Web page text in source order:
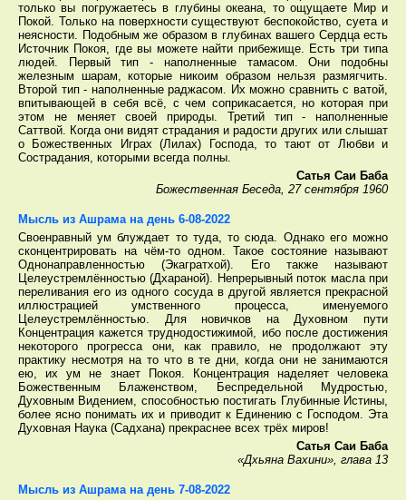
только вы погружаетесь в глубины океана, то ощущаете Мир и
Покой. Только на поверхности существуют беспокойство, суета и
неясности. Подобным же образом в глубинах вашего Сердца есть
Источник Покоя, где вы можете найти прибежище. Есть три типа
людей. Первый тип - наполненные тамасом. Они подобны
железным шарам, которые никоим образом нельзя размягчить.
Второй тип - наполненные раджасом. Их можно сравнить с ватой,
впитывающей в себя всё, с чем соприкасается, но которая при
этом не меняет своей природы. Третий тип - наполненные
Саттвой. Когда они видят страдания и радости других или слышат
о Божественных Играх (Лилах) Господа, то тают от Любви и
Сострадания, которыми всегда полны.
Сатья Саи Баба
Божественная Беседа, 27 сентября 1960
Мысль из Ашрама на день 6-08-2022
Своенравный ум блуждает то туда, то сюда. Однако его можно
сконцентрировать на чём-то одном. Такое состояние называют
Однонаправленностью (Экагратхой). Его также называют
Целеустремлённостью (Дхараной). Непрерывный поток масла при
переливания его из одного сосуда в другой является прекрасной
иллюстрацией умственного процесса, именуемого
Целеустремлённостью. Для новичков на Духовном пути
Концентрация кажется труднодостижимой, ибо после достижения
некоторого прогресса они, как правило, не продолжают эту
практику несмотря на то что в те дни, когда они не занимаются
ею, их ум не знает Покоя. Концентрация наделяет человека
Божественным Блаженством, Беспредельной Мудростью,
Духовным Видением, способностью постигать Глубинные Истины,
более ясно понимать их и приводит к Единению с Господом. Эта
Духовная Наука (Садхана) прекраснее всех трёх миров!
Сатья Саи Баба
«Дхьяна Вахини», глава 13
Мысль из Ашрама на день 7-08-2022